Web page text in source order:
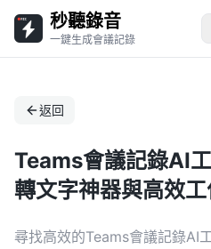
秒聽錄音
一鍵生成會議記錄
返回
Teams會議記錄AI
轉文字神器與高效
尋找高效的Teams會議記錄AI